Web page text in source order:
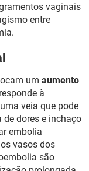
vaginais
entre
um aumento
à
veia que pode
dores e inchaço
embolia
vasos dos
são